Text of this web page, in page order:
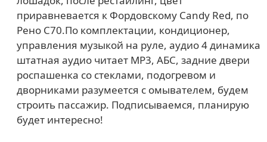
приравневается к Фордовскому Candy Red, по
Рено С70.По комплектации, кондиционер,
управления музыкой на руле, аудио 4 динамика
штатная аудио читает MP3, АБС, задние двери
роспашенка со стеклами, подогревом и
дворниками разумеется с омывателем, будем
строить пассажир. Подписываемся, планирую
будет интересно!